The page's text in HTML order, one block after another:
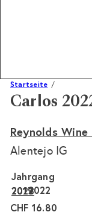
Startseite
Carlos
Reynolds
Alentejo IG
Jahrgang
2022
2023
2019
2017
Normaler
CHF 16.80